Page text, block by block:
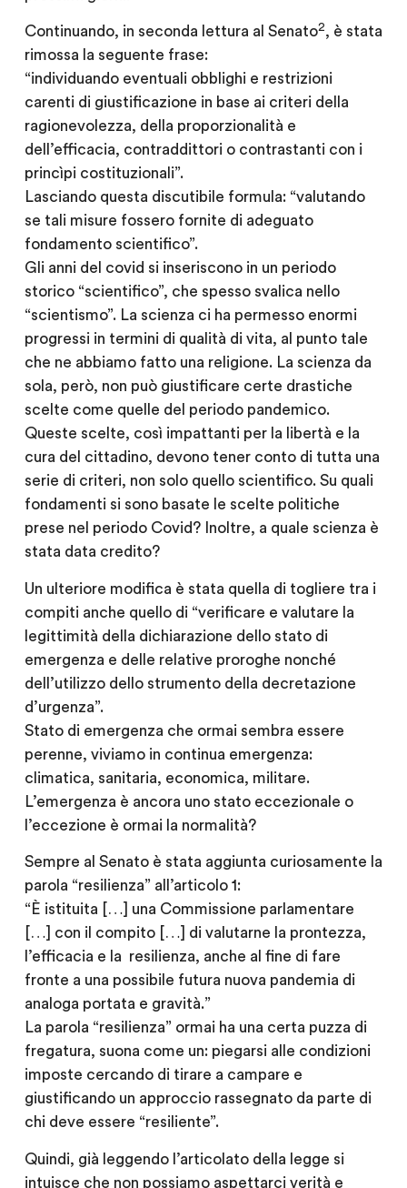
Continuando, in seconda lettura al Senato2, è stata
rimossa la seguente frase:
“individuando eventuali obblighi e restrizioni
carenti di giustificazione in base ai criteri della
ragionevolezza, della proporzionalità e
dell’efficacia, contraddittori o contrastanti con i
princìpi costituzionali”.
Lasciando questa discutibile formula: “valutando
se tali misure fossero fornite di adeguato
fondamento scientifico”.
Gli anni del covid si inseriscono in un periodo
storico “scientifico”, che spesso svalica nello
“scientismo”. La scienza ci ha permesso enormi
progressi in termini di qualità di vita, al punto tale
che ne abbiamo fatto una religione. La scienza da
sola, però, non può giustificare certe drastiche
scelte come quelle del periodo pandemico.
Queste scelte, così impattanti per la libertà e la
cura del cittadino, devono tener conto di tutta una
serie di criteri, non solo quello scientifico. Su quali
fondamenti si sono basate le scelte politiche
prese nel periodo Covid? Inoltre, a quale scienza è
stata data credito?
Un ulteriore modifica è stata quella di togliere tra i
compiti anche quello di “verificare e valutare la
legittimità della dichiarazione dello stato di
emergenza e delle relative proroghe nonché
dell’utilizzo dello strumento della decretazione
d’urgenza”.
Stato di emergenza che ormai sembra essere
perenne, viviamo in continua emergenza:
climatica, sanitaria, economica, militare.
L’emergenza è ancora uno stato eccezionale o
l’eccezione è ormai la normalità?
Sempre al Senato è stata aggiunta curiosamente la
parola “resilienza” all’articolo 1:
“È istituita […] una Commissione parlamentare
[…] con il compito […] di valutarne la prontezza,
l’efficacia e la resilienza, anche al fine di fare
fronte a una possibile futura nuova pandemia di
analoga portata e gravità.”
La parola “resilienza” ormai ha una certa puzza di
fregatura, suona come un: piegarsi alle condizioni
imposte cercando di tirare a campare e
giustificando un approccio rassegnato da parte di
chi deve essere “resiliente”.
Quindi, già leggendo l’articolato della legge si
intuisce che non possiamo aspettarci verità e